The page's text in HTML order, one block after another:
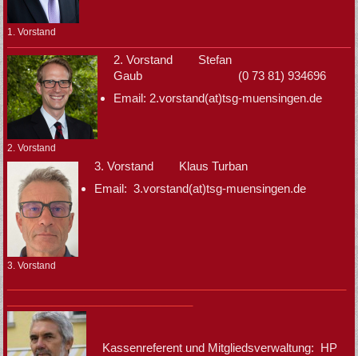
1. Vorstand
2. Vorstand
2. Vorstand Stefan
Gaub (0 73 81) 934696
Email: 2.vorstand(at)tsg-muensingen.de
3. Vorstand
3. Vorstand Klaus Turban
Email: 3.vorstand(at)tsg-muensingen.de
Kassenreferent und Mitgliedsverwaltung: HP